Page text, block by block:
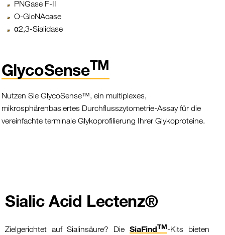
PNGase F-II
O-GlcNAcase
α2,3-Sialidase
GlycoSenseTM
Nutzen Sie GlycoSense™, ein multiplexes,
mikrosphärenbasiertes Durchflusszytometrie-Assay für die
vereinfachte terminale Glykoprofilierung Ihrer Glykoproteine.
Sialic Acid Lectenz®
Zielgerichtet auf Sialinsäure? Die SiaFindTM-Kits bieten